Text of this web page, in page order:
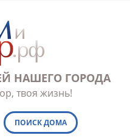
НАШЕГО ГОРОДА
твоя жизнь!
ПОИСК ДОМА